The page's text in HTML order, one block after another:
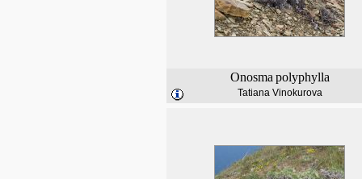
Onosma polyphylla
Tatiana Vinokurova